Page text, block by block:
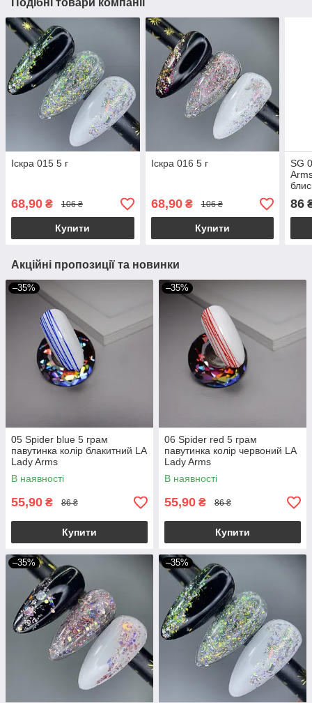
Іскра 015 5 г
68,90 ₴ 106 ₴
Купити
Іскра 016 5 г
68,90₴ 106 ₴
Купити
SG
86
Акційні пропозиції та новинки
–35%
05 Spider blue 5 грам
павутинка колір блакитний LA
Lady Arms
В наявності
55,90 ₴ 86 ₴
Купити
–35%
06 Spider red 5 грам
павутинка колір червоний LA
Lady Arms
В наявності
55,90 ₴ 86 ₴
Купити
–35% –35%